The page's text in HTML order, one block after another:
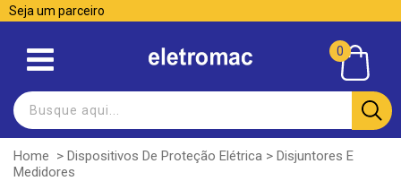
Seja um parceiro
0
Home > Dispositivos De Proteção Elétrica > Disjuntores E
Medidores